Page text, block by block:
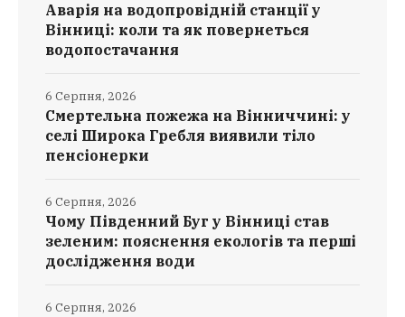
Аварія на водопровідній станції у
Вінниці: коли та як повернеться
водопостачання
Смертельна пожежа на Вінниччині: у
селі Широка Гребля виявили тіло
пенсіонерки
6 Серпня, 2026
Чому Південний Буг у Вінниці став
зеленим: пояснення екологів та перші
дослідження води
6 Серпня, 2026
6 Серпня, 2026